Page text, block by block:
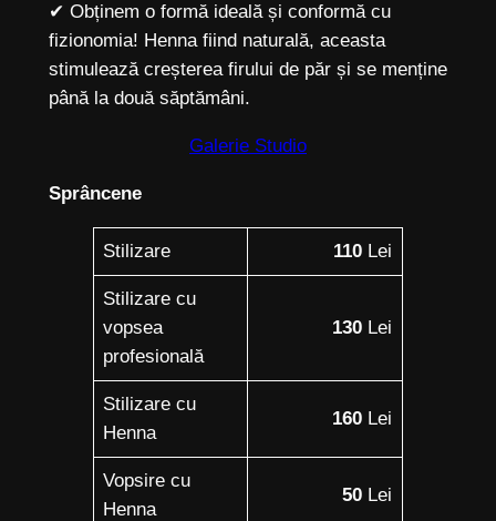
✔ Obținem o formă ideală și conformă cu
fizionomia! Henna fiind naturală, aceasta
stimulează creșterea firului de păr și se menține
până la două săptămâni.
Galerie Studio
Sprâncene
Stilizare 110 Lei
Stilizare cu
vopsea
profesională
130 Lei
Stilizare cu
Henna
160 Lei
Vopsire cu
Henna
50 Lei